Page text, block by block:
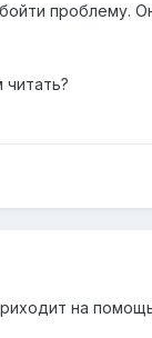
проблему.
на